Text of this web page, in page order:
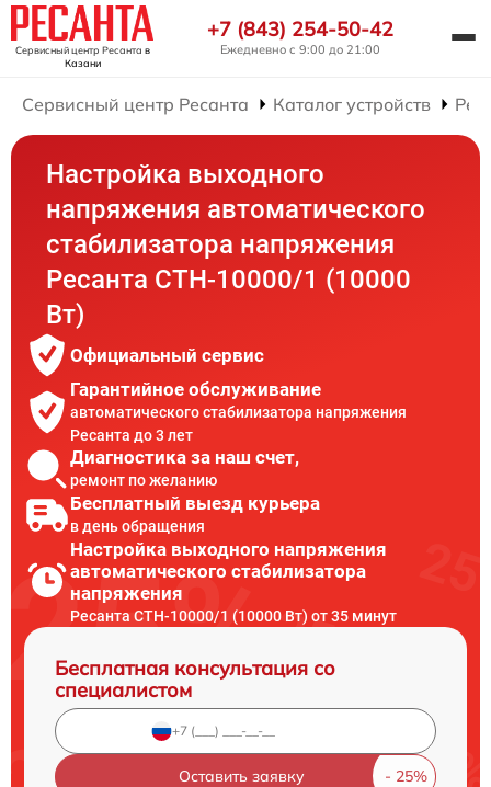
Сервисный центр Ресанта в
Казани
+7 (843) 254-50-42
Ежедневно с 9:00 до 21:00
Сервисный центр Ресанта Каталог устройств
Настройка выходного
напряжения автоматического
стабилизатора напряжения
Ресанта СТН-10000/1 (10000
Вт)
Официальный сервис
Гарантийное обслуживание
автоматического стабилизатора напряжения
Ресанта до 3 лет
Диагностика за наш счет,
ремонт по желанию
Бесплатный выезд курьера
в день обращения
Настройка выходного напряжения
автоматического стабилизатора
напряжения
Ресанта СТН-10000/1 (10000 Вт) от 35 минут
Бесплатная консультация со
специалистом
Оставить заявку